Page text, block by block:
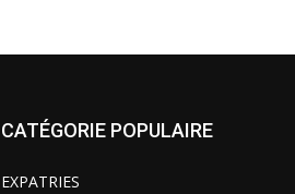
CATÉGORIE POPULAIRE
EXPATRIES